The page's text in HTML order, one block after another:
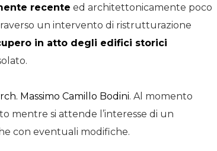
recente ed architettonicamente poco
un intervento di ristrutturazione
in atto degli edifici storici
Massimo Camillo Bodini. Al momento
mentre si attende l’interesse di un
con eventuali modifiche.